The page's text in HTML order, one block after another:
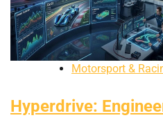
Motorsport &
Hyperdrive: